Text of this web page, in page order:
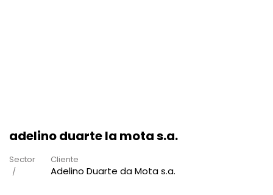
adelino duarte la mota s.a.
Sector Cliente
Adelino Duarte da Mota s.a.